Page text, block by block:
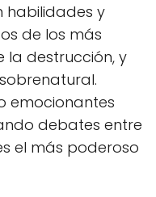
habilidades y
de los más
la destrucción, y
emocionantes
debates entre
el más poderoso